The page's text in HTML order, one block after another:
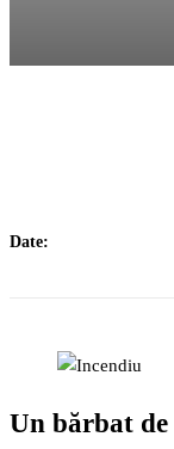
Date:
Un bărbat de